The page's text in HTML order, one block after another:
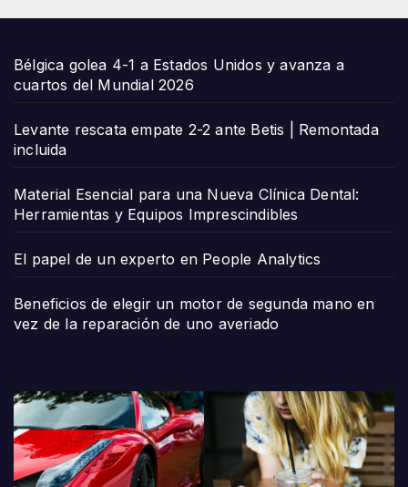
Bélgica golea 4-1 a Estados Unidos y avanza a
cuartos del Mundial 2026
Levante rescata empate 2-2 ante Betis | Remontada
incluida
Material Esencial para una Nueva Clínica Dental:
Herramientas y Equipos Imprescindibles
El papel de un experto en People Analytics
Beneficios de elegir un motor de segunda mano en
vez de la reparación de uno averiado